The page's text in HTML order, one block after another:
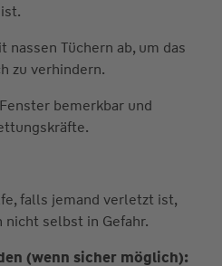
nassen Tüchern ab, um das
zu verhindern.
bemerkbar und
falls jemand verletzt ist,
nicht selbst in Gefahr.
(wenn sicher möglich):